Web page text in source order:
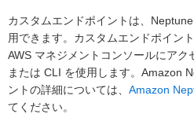
カスタムエンドポイントは、
用できます。カスタムエンドポイン
AWS マネジメントコンソールにアク
または CLI を使用します。Amazon
ントの詳細については、 Amazon
てください。